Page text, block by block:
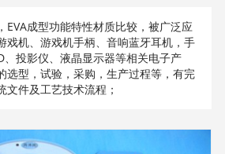
EVA成型功能特性材质比较，被广泛应
戏机、游戏机手柄、音响蓝牙耳机，手
、投影仪、液晶显示器等相关电子产
选型，试验，采购，生产过程等，有完
件及工艺技术流程；